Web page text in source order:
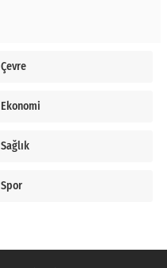
Çevre
Ekonomi
Sağlık
Spor